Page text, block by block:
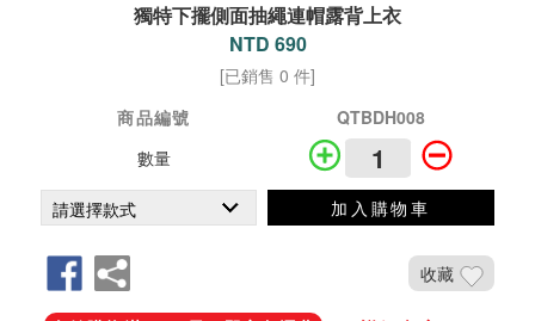
獨特下擺側面抽繩連帽露背上衣
NTD 690
[已銷售 0 件]
商品編號
QTBDH008
數量
加入購物車
收藏